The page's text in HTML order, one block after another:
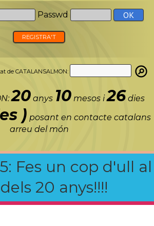
Passwd
REGISTRA'T
de CATALANSALMON:
20 anys 10 mesos i26 dies
) posant en contacte catalans
arreu del món
Fes un cop d'ull al
20 anys!!!!